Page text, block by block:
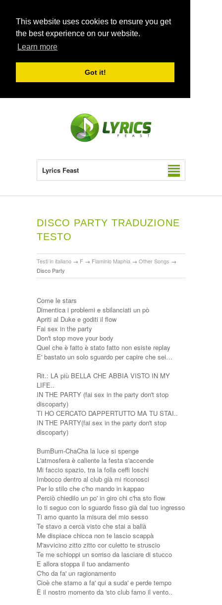
This website uses cookies to ensure you get
the best experience on our website.
Learn more
Got it!
Lyrics Feast
DISCO PARTY TRADUZIONE
TESTO
Testi in italiano → F → Flaminio Maphia → Other Songs →
Disco Party
Come le stars
Dimentica i problemi e sbilanciati un pò
Apriti al Duke e goditi il flow
Fai sex in the party
Don't stop move your body
Quel che è fatto è stato fatto non esiste replay
E' bastato un solo sguardo per capire che sei…
Rit.: LA più BELLA CHE ABBIA VISTO IN MY
LIFE..
IN THE PARTY (fai sex in the party don't stop
discoparty)
TI HO CERCATO DAPPERTUTTO MA TU STAI..
IN THE PARTY(fai sex in the party don't stop
discoparty)
BumBum-ChaCha la luce si spenge
L'atmosfera è caliente la festa s'accende
Mi faccio spazio, tra la folla ceffi loschi
Imbocco dentro al club già mi riconosci
Per lo stilo che c'ho mando in kappao
Perciò chiedilo un po' in giro chi c'ha sto flow
Io ti seguo con lo sguardo fisso già dal tuo ingresso
Ti amo quanto la misura del mio sesso
Te stavo a cercà visto che stai a ballà
Me dispiace chicca non te lascio scappà
M'avvicino zitto zitto cor culetto te struscio
Te me schioppi un sorriso da lasciare di stucco
E allora stoppa il tuo andamento
C'ho da fa' un ragionamento
Cioè che stamo a fa' qui a suda' e perde tempo
È il nostro momento da 'sto club famo il vento..